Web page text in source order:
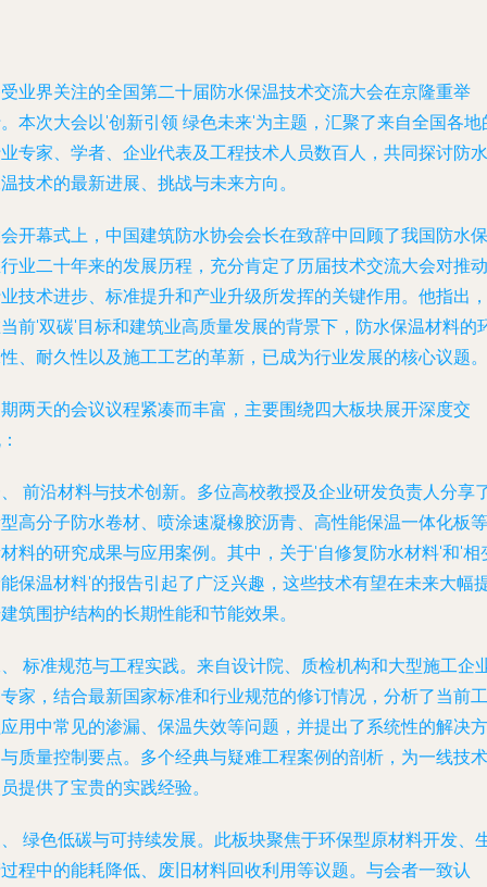
业界关注的全国第二十届防水保温技术交流大会在京隆重举
本次大会以'创新引领 绿色未来'为主题，汇聚了来自全国各地
专家、学者、企业代表及工程技术人员数百人，共同探讨防水
技术的最新进展、挑战与未来方向。
开幕式上，中国建筑防水协会会长在致辞中回顾了我国防水保
业二十年来的发展历程，充分肯定了历届技术交流大会对推动
技术进步、标准提升和产业升级所发挥的关键作用。他指出，
前'双碳'目标和建筑业高质量发展的背景下，防水保温材料的
、耐久性以及施工工艺的革新，已成为行业发展的核心议题。
两天的会议议程紧凑而丰富，主要围绕四大板块展开深度交
前沿材料与技术创新。多位高校教授及企业研发负责人分享
高分子防水卷材、喷涂速凝橡胶沥青、高性能保温一体化板等
料的研究成果与应用案例。其中，关于'自修复防水材料'和'相
保温材料'的报告引起了广泛兴趣，这些技术有望在未来大幅
筑围护结构的长期性能和节能效果。
标准规范与工程实践。来自设计院、质检机构和大型施工企
家，结合最新国家标准和行业规范的修订情况，分析了当前工
用中常见的渗漏、保温失效等问题，并提出了系统性的解决方
质量控制要点。多个经典与疑难工程案例的剖析，为一线技术
提供了宝贵的实践经验。
绿色低碳与可持续发展。此板块聚焦于环保型原材料开发、
程中的能耗降低、废旧材料回收利用等议题。与会者一致认